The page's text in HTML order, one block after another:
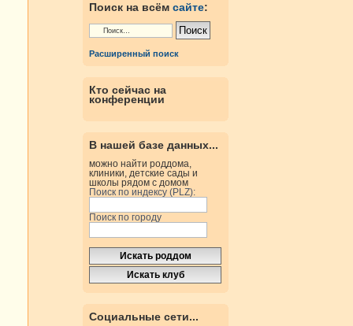
Поиск на всём сайте:
Расширенный поиск
Кто сейчас на
конференции
В нашей базе данных...
можно найти роддома,
клиники, детские сады и
школы рядом с домом
Поиск по индексу (PLZ):
Поиск по городу
Социальные сети...